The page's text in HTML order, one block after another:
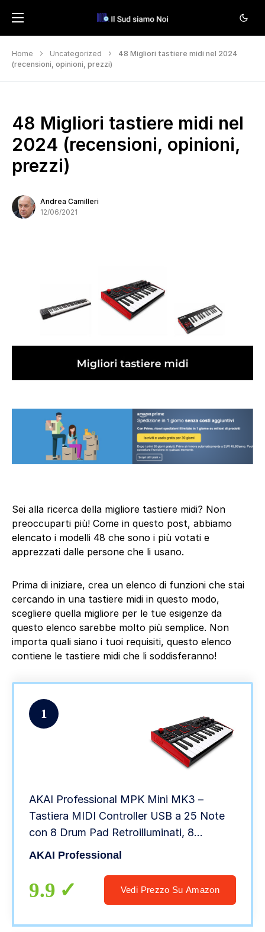
Home Uncategorized
48 Migliori tastiere midi nel 2024
(recensioni, opinioni, prezzi)
48 Migliori tastiere midi nel
2024 (recensioni, opinioni,
prezzi)
Andrea Camilleri
12/06/2021
Sei alla ricerca della migliore tastiere midi? Non
preoccuparti più! Come in questo post, abbiamo
elencato i modelli 48 che sono i più votati e
apprezzati dalle persone che li usano.
Prima di iniziare, crea un elenco di funzioni che stai
cercando in una tastiere midi in questo modo,
scegliere quella migliore per le tue esigenze da
questo elenco sarebbe molto più semplice. Non
importa quali siano i tuoi requisiti, questo elenco
contiene le tastiere midi che li soddisferanno!
1
AKAI Professional MPK Mini MK3 –
Tastiera MIDI Controller USB a 25 Note
con 8 Drum Pad Retroilluminati, 8
Manopole e Software Incluso
AKAI Professional
9.9 Vedi Prezzo Su Amazon